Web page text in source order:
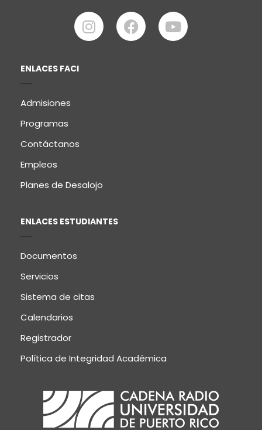
ENLACES FACI
Admisiones
Programas
Contáctanos
Empleos
Planes de Desalojo
ENLACES ESTUDIANTES
Documentos
Servicios
Sistema de citas
Calendarios
Registrador
Política de Integridad Académica